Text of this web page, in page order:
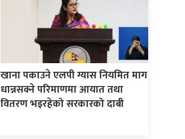
खाना पकाउने एलपी ग्यास नियमित माग
धान्नसक्ने परिमाणमा आयात तथा
वितरण भइरहेको सरकारको दाबी